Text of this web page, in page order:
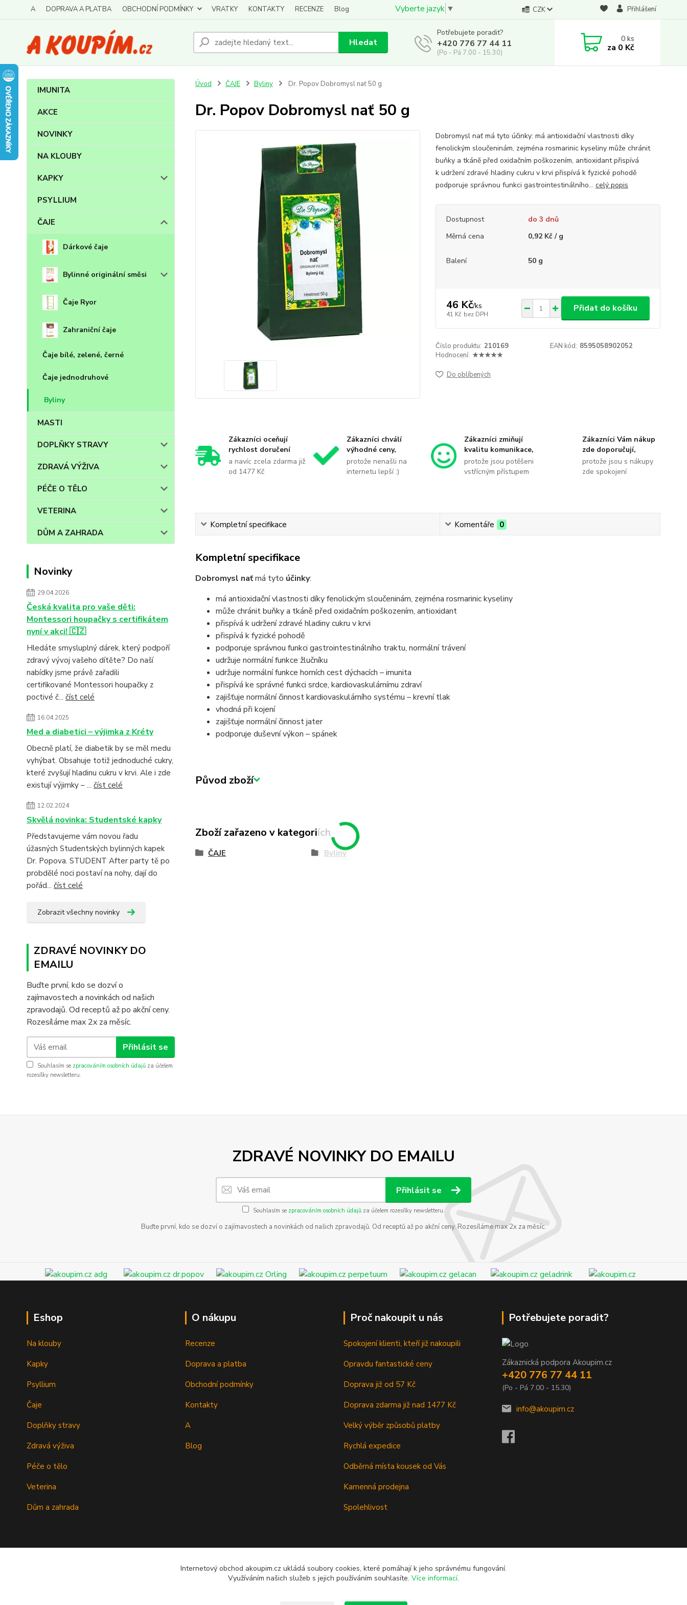
Vyberte jazyk ▼
A DOPRAVA A PLATBA OBCHODNÍ PODMÍNKY VRATKY KONTAKTY RECENZE Blog CZK Přihlášení
Hledat
Potřebujete poradit?
+420 776 77 44 11
(Po - Pá 7.00 - 15.30)
0ks
za 0 Kč
IMUNITA
AKCE
NOVINKY
NA KLOUBY
KAPKY
PSYLLIUM
ČAJE
Dárkové čaje
Bylinné originální směsi
Čaje Ryor
Zahraniční čaje
Čaje bílé, zelené, černé
Čaje jednodruhové
Byliny
MASTI
DOPLŇKY STRAVY
ZDRAVÁ VÝŽIVA
PÉČE O TĚLO
VETERINA
DŮM A ZAHRADA
Novinky
29.04.2026
Česká kvalita pro vaše děti:
Montessori houpačky s certifikátem
nyní v akci! 🇨🇿
Hledáte smysluplný dárek, který podpoří
zdravý vývoj vašeho dítěte? Do naší
nabídky jsme právě zařadili
certifikované Montessori houpačky z
poctivé č... číst celé
16.04.2025
Med a diabetici – výjimka z Kréty
Obecně platí, že diabetik by se měl medu
vyhýbat. Obsahuje totiž jednoduché cukry,
které zvyšují hladinu cukru v krvi. Ale i zde
existují výjimky – ... číst celé
12.02.2024
Skvělá novinka: Studentské kapky
Představujeme vám novou řadu
úžasných Studentských bylinných kapek
Dr. Popova. STUDENT After party tě po
probdělé noci postaví na nohy, dají do
pořád... číst celé
Zobrazit všechny novinky
ZDRAVÉ NOVINKY DO
EMAILU
Buďte první, kdo se dozví o
zajímavostech a novinkách od našich
zpravodajů. Od receptů až po akční ceny.
Rozesíláme max 2x za měsíc.
Přihlásit se
Souhlasím se zpracováním osobních údajů za účelem
rozesílky newsletteru.
Úvod ČAJE Byliny Dr. Popov Dobromysl nať 50 g
Dr. Popov Dobromysl nať 50 g
Dobromysl nať má tyto účinky: má antioxidační vlastnosti díky
fenolickým sloučeninám, zejména rosmarinic kyseliny může chránit
buňky a tkáně před oxidačním poškozením, antioxidant přispívá
k udržení zdravé hladiny cukru v krvi přispívá k fyzické pohodě
podporuje správnou funkci gastrointestinálního... celý popis
Dostupnost
do 3 dnů
Měrná cena
0,92 Kč / g
Balení 50 g
46 Kč/ks
41 Kč bez DPH
Přidat do košíku
Číslo produktu: 210169 EAN kód: 8595058902052
Hodnocení: ★★★★★
Do oblíbených
Zákazníci oceňují
rychlost doručení
a navíc zcela zdarma již
od 1477 Kč
Zákazníci chválí
výhodné ceny,
protože nenašli na
internetu lepší :)
Zákazníci zmiňují
kvalitu komunikace,
protože jsou potěšeni
vstřícným přístupem
Zákazníci Vám nákup
zde doporučují,
protože jsou s nákupy
zde spokojení
Kompletní specifikace Komentáře 0
Kompletní specifikace
Dobromysl naťmá tyto účinky:
má antioxidační vlastnosti díky fenolickým sloučeninám, zejména rosmarinic kyseliny
může chránit buňky a tkáně před oxidačním poškozením, antioxidant
přispívá k udržení zdravé hladiny cukru v krvi
přispívá k fyzické pohodě
podporuje správnou funkci gastrointestinálního traktu, normální trávení
udržuje normální funkce žlučníku
udržuje normální funkce horních cest dýchacích – imunita
přispívá ke správné funkci srdce, kardiovaskulárnímu zdraví
zajišťuje normální činnost kardiovaskulárního systému – krevní tlak
vhodná při kojení
zajišťuje normální činnost jater
podporuje duševní výkon – spánek
Původ zboží
Zboží zařazeno v kategoriích
ČAJE Byliny
ZDRAVÉ NOVINKY DO EMAILU
Přihlásit se
Souhlasím se zpracováním osobních údajů za účelem rozesílky newsletteru.
Buďte první, kdo se dozví o zajímavostech a novinkách od našich zpravodajů. Od receptů až po akční ceny. Rozesíláme max 2x za měsíc.
Eshop
Na klouby
Kapky
Psyllium
Čaje
Doplňky stravy
Zdravá výživa
Péče o tělo
Veterina
Dům a zahrada
O nákupu
Recenze
Doprava a platba
Obchodní podmínky
Kontakty
A
Blog
Proč nakoupit u nás
Spokojení klienti, kteří již nakoupili
Opravdu fantastické ceny
Doprava již od 57 Kč
Doprava zdarma již nad 1477 Kč
Velký výběr způsobů platby
Rychlá expedice
Odběrná místa kousek od Vás
Kamenná prodejna
Spolehlivost
Potřebujete poradit?
Zákaznická podpora Akoupim.cz
+420 776 77 44 11
(Po - Pá 7.00 - 15.30)
info@akoupim.cz
Internetový obchod akoupim.cz ukládá soubory cookies, které pomáhají k jeho správnému fungování.
Využíváním našich služeb s jejich používáním souhlasíte. Více informací.